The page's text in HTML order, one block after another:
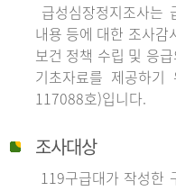
급성심장정지조사는
내용 등에 대한 조사감
보건 정책 수립 및 응
기초자료를 제공하기
117088호)입니다.
조사대상
119구급대가 작성한